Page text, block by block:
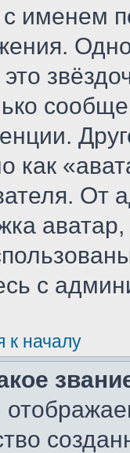
именем
как
От
аватар,
с
к началу